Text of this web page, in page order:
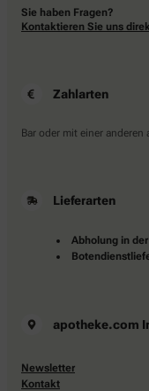
Sie haben Fragen?
Kontaktieren Sie uns
Zahlarten
Bar oder mit einer
Lieferarten
Abholung in
apotheke.com
Newsletter
Kontakt